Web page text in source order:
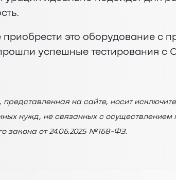
приобрести это оборудование с
успешные тестирования
на сайте, носит
нужд, не связанных с осуществлением
закона от 24.06.2025 №168-ФЗ.